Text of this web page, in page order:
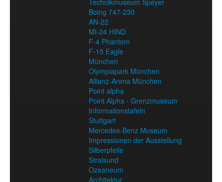
Technikmuseum Speyer
Boing 747-230
AN-22
MI-24 HIND
F-4 Phantom
F-15 Eagle
München
Olympiapark München
Allianz-Arena München
Point alpha
Point Alpha - Grenzmuseum
Informationstafeln
Stuttgart
Mercedes-Benz Museum
Impressionen der Ausstellung
Silberpfeile
Stralsund
Ozeaneum
Architektur